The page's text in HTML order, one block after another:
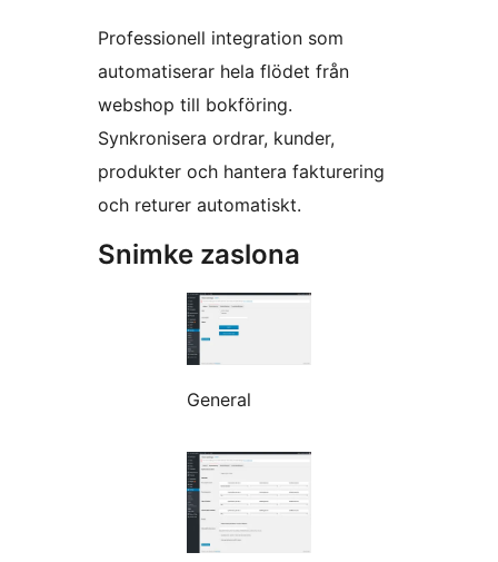
Professionell integration som
automatiserar hela flödet från
webshop till bokföring.
Synkronisera ordrar, kunder,
produkter och hantera fakturering
och returer automatiskt.
Snimke zaslona
General